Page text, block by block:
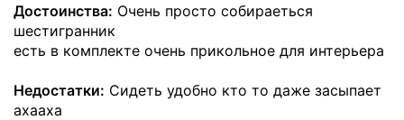
Достоинства: Очень просто собираеться
шестигранник
есть в комплекте очень прикольное для интерьера
Недостатки: Сидеть удобно кто то даже засыпает
ахааха